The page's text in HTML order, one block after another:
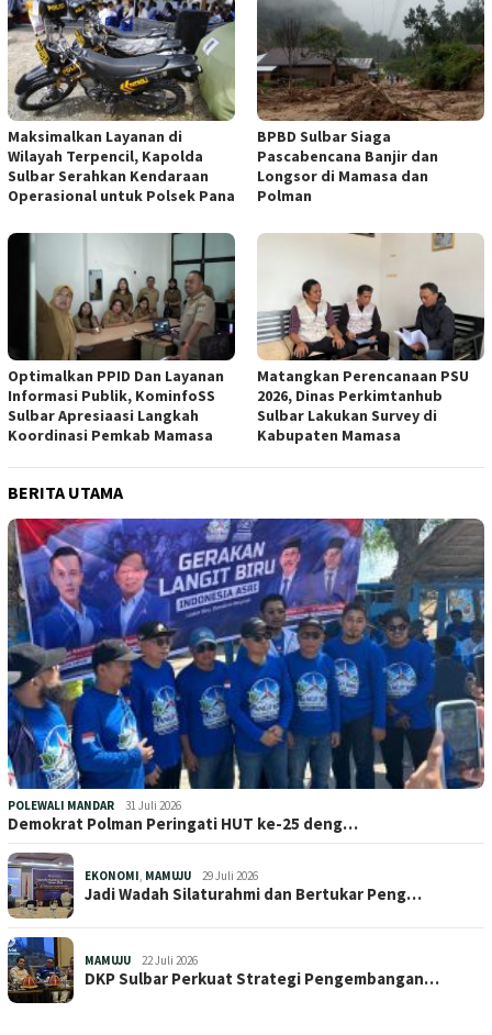
Maksimalkan Layanan di
Wilayah Terpencil, Kapolda
Sulbar Serahkan Kendaraan
Operasional untuk Polsek Pana
BPBD Sulbar Siaga
Pascabencana Banjir dan
Longsor di Mamasa dan
Polman
Optimalkan PPID Dan Layanan
Informasi Publik, KominfoSS
Sulbar Apresiaasi Langkah
Koordinasi Pemkab Mamasa
Matangkan Perencanaan PSU
2026, Dinas Perkimtanhub
Sulbar Lakukan Survey di
Kabupaten Mamasa
BERITA UTAMA
POLEWALI MANDAR 31 Juli 2026
Demokrat Polman Peringati HUT ke-25 deng…
EKONOMI, MAMUJU 29 Juli 2026
Jadi Wadah Silaturahmi dan Bertukar Peng…
MAMUJU 22 Juli 2026
DKP Sulbar Perkuat Strategi Pengembangan…